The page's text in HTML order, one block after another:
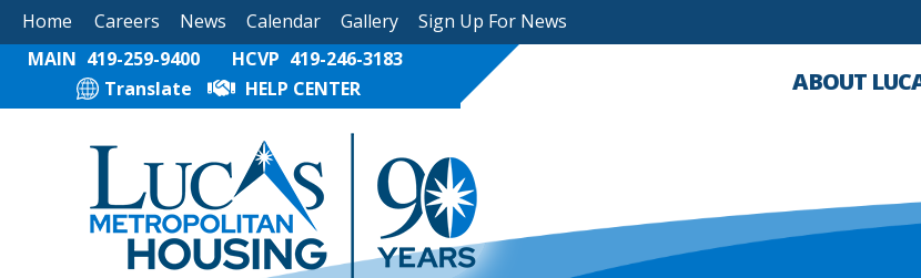
Home Careers News Calendar Gallery Sign Up For News
MAIN 419-259-9400 HCVP 419-246-3183
Translate
HELP CENTER ABOUT